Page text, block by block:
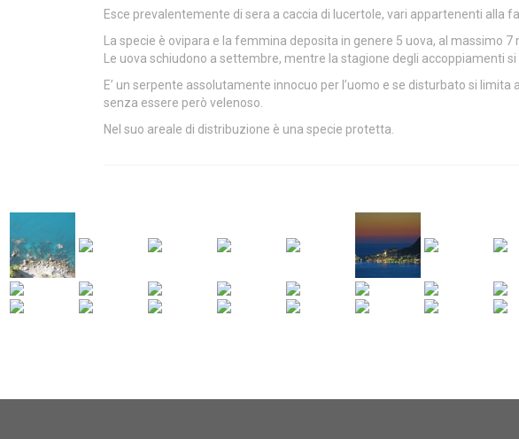
Esce prevalentemente di sera a caccia di lucertole, vari appartenenti alla
La specie è ovipara e la femmina deposita in genere 5 uova, al massimo 7
Le uova schiudono a settembre, mentre la stagione degli accoppiamenti
E’ un serpente assolutamente innocuo per l’uomo e se disturbato si
senza essere però velenoso.
Nel suo areale di distribuzione è una specie protetta.